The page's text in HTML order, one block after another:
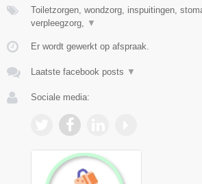
Toiletzorgen, wondzorg, inspuitingen,
verpleegzorg,
▼
Er wordt gewerkt op afspraak.
Laatste facebook posts ▼
Sociale media: